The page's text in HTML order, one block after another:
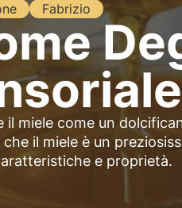
Fabrizio
miele come un
il miele è un
e proprietà.